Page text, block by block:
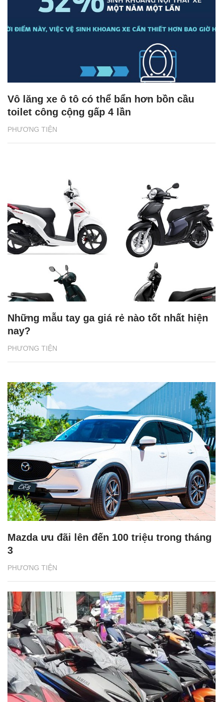
PHƯƠNG TIỆN
Vô lăng xe ô tô có thể bẩn hơn bồn cầu
toilet công cộng gấp 4 lần
PHƯƠNG TIỆN
Những mẫu tay ga giá rẻ nào tốt nhất hiện
nay?
PHƯƠNG TIỆN
Mazda ưu đãi lên đến 100 triệu trong tháng
3